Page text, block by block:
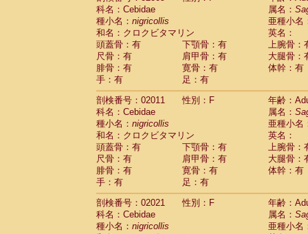
Cercopithecidae Cercocebus agilis (0)
Cercopithecidae
Cercocebus
Cercopithecidae
Cercocebus
CercopithecidaeCercocebus
CercopithecidaeCercocebus
CercopithecidaeCercocebus hybrid(2)
CercopithecidaeCercocebus
CercopithecidaeLophocebus
Cercopithecidae
(0)
Cercopithecidae Papio cynocephalus
Cercopithecidae Papio hamadryas(1)
CercopithecidaePapio papio
CercopithecidaePapio
CercopithecidaeMandrillus
CercopithecidaeMandrillus sphinx
CercopithecidaeTheropithecus
CercopithecidaeMacaca arctoides(3)
Cercopithecidae Macaca assamensis
Cercopithecidae
Macaca
科名：Cebidae
属名：
種小名： nigricollis
亜種小名
和名：クロクビタマリン
英名：
頭蓋骨：有
下顎骨：有
上腕骨：
尺骨：有
肩甲骨：有
大腿骨：
腓骨：有
寛骨：有
体幹：有
手：有
足：有
剖検番号：02011
性別：F
年齢：
科名：Cebidae
属名：
種小名： nigricollis
亜種小名
和名：クロクビタマリン
英名：
頭蓋骨：有
下顎骨：有
上腕骨：
尺骨：有
肩甲骨：有
大腿骨：
腓骨：有
寛骨：有
体幹：有
手：有
足：有
剖検番号：02021
性別：F
年齢：
科名：Cebidae
属名：
種小名： nigricollis
亜種小名